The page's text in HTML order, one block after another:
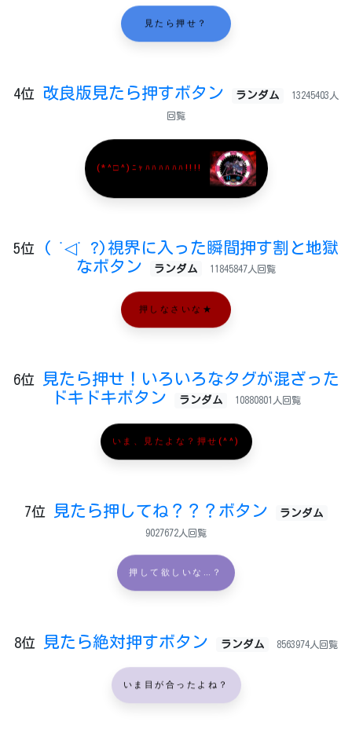
見たら押せ？
4位 改良版見たら押すボタン ランダム 13245403人
回覧
(*^□^)ﾆｬﾊﾊﾊﾊﾊﾊ!!!!
5位
( ˙◁˙ ?)視界に入った瞬間押す割と地獄
なボタン
ランダム 11845847人回覧
押しなさいな★
6位
見たら押せ！いろいろなタグが混ざった
ドキドキボタン
ランダム 10880801人回覧
いま、見たよな？押せ(^^)
7位 見たら押してね？？？ボタン ランダム
9027672人回覧
押して欲しいな…？
8位 見たら絶対押すボタン ランダム 8563974人回覧
いま目が合ったよね？